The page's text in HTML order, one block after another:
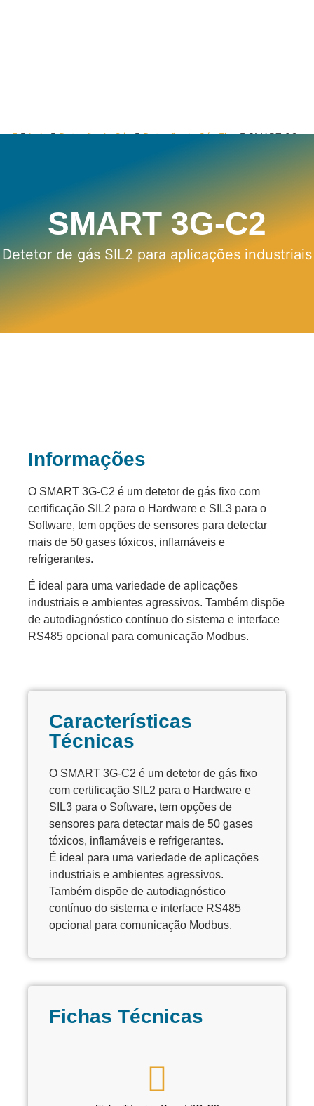
Loja Deteção de Gás Deteção de Gás Fixa
SMART 3G-
SMART 3G-C2
Detetor de gás SIL2 para aplicações industriais
Informações
O SMART 3G-C2 é um detetor de gás fixo com
certificação SIL2 para o Hardware e SIL3 para o
Software, tem opções de sensores para detectar
mais de 50 gases tóxicos, inflamáveis e
refrigerantes.
É ideal para uma variedade de aplicações
industriais e ambientes agressivos. Também dispõe
de autodiagnóstico contínuo do sistema e interface
RS485 opcional para comunicação Modbus.
Características
Técnicas
O SMART 3G-C2 é um detetor de gás fixo
com certificação SIL2 para o Hardware e
SIL3 para o Software, tem opções de
sensores para detectar mais de 50 gases
tóxicos, inflamáveis e refrigerantes.
É ideal para uma variedade de aplicações
industriais e ambientes agressivos.
Também dispõe de autodiagnóstico
contínuo do sistema e interface RS485
opcional para comunicação Modbus.
Fichas Técnicas